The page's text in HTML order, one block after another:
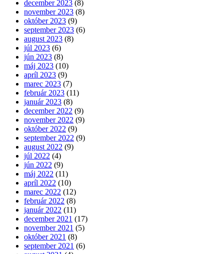
december 2023 (8)
november 2023 (8)
október 2023 (9)
september 2023 (6)
august 2023 (8)
júl 2023 (6)
jún 2023 (8)
máj 2023 (10)
apríl 2023 (9)
marec 2023 (7)
február 2023 (11)
január 2023 (8)
december 2022 (9)
november 2022 (9)
október 2022 (9)
september 2022 (9)
august 2022 (9)
júl 2022 (4)
jún 2022 (9)
máj 2022 (11)
apríl 2022 (10)
marec 2022 (12)
február 2022 (8)
január 2022 (11)
december 2021 (17)
november 2021 (5)
október 2021 (8)
september 2021 (6)